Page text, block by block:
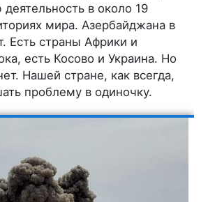
в около 19
мира. Азербайджана в
Есть страны Африки и
есть Косово и Украина. Но
Нашей стране, как всегда,
проблему в одиночку.